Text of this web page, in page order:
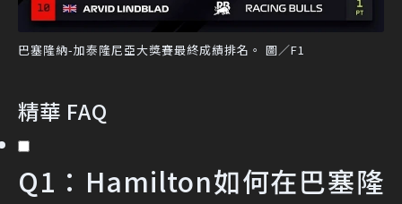
巴塞隆納-加泰隆尼亞大獎賽最終成績排名。 圖／F1
精華 FAQ
Q1：Hamilton如何在巴塞隆